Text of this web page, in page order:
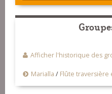
Afficher l'historique des
Marialla / Flûte traversière